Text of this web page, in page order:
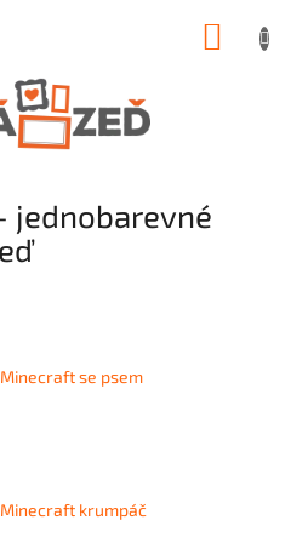
jednobarevné
se psem
krumpáč